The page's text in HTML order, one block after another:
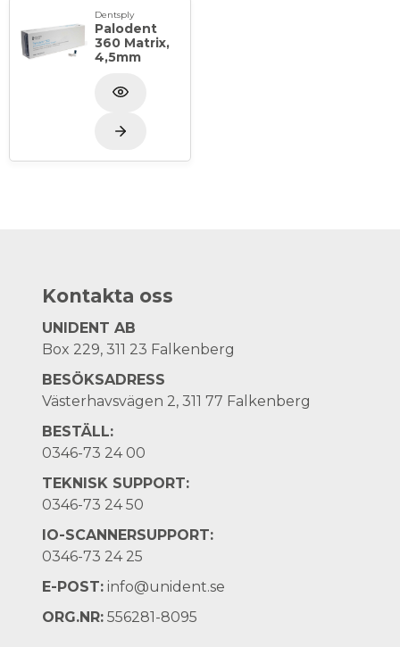
Dentsply
Palodent
360 Matrix,
4,5mm
Kontakta oss
UNIDENT AB
Box 229, 311 23 Falkenberg
BESÖKSADRESS
Västerhavsvägen 2, 311 77 Falkenberg
BESTÄLL:
0346-73 24 00
TEKNISK SUPPORT:
0346-73 24 50
IO-SCANNERSUPPORT:
0346-73 24 25
E-POST: info@unident.se
ORG.NR: 556281-8095